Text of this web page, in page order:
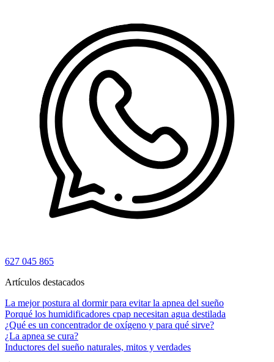
627 045 865
Artículos destacados
La mejor postura al dormir para evitar la apnea del sueño
Porqué los humidificadores cpap necesitan agua destilada
¿Qué es un concentrador de oxígeno y para qué sirve?
¿La apnea se cura?
Inductores del sueño naturales, mitos y verdades